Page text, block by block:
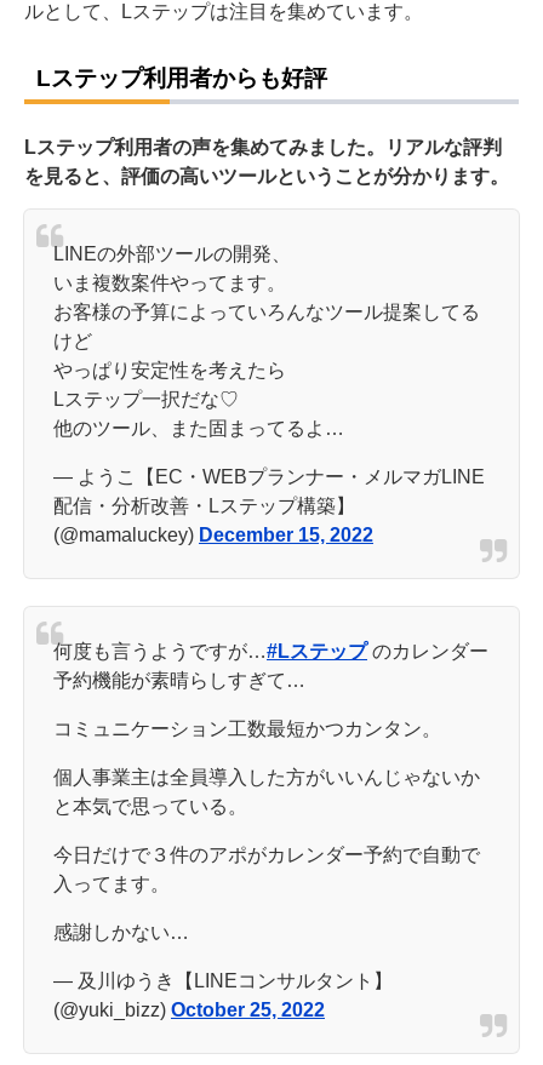
ルとして、Lステップは注目を集めています。
Lステップ利用者からも好評
Lステップ利用者の声を集めてみました。リアルな評判
を見ると、評価の高いツールということが分かります。
LINEの外部ツールの開発、
いま複数案件やってます。
お客様の予算によっていろんなツール提案してる
けど
やっぱり安定性を考えたら
Lステップ一択だな♡
他のツール、また固まってるよ…
— ようこ【EC・WEBプランナー・メルマガLINE
配信・分析改善・Lステップ構築】
(@mamaluckey) December 15, 2022
何度も言うようですが… #Lステップのカレンダー
予約機能が素晴らしすぎて…
コミュニケーション工数最短かつカンタン。
個人事業主は全員導入した方がいいんじゃないか
と本気で思っている。
今日だけで３件のアポがカレンダー予約で自動で
入ってます。
感謝しかない…
— 及川ゆうき【LINEコンサルタント】
(@yuki_bizz) October 25, 2022